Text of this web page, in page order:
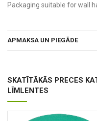
Packaging suitable for wall
APMAKSA UN PIEGĀDE
SKATĪTĀKĀS PRECES
LĪMLENTES